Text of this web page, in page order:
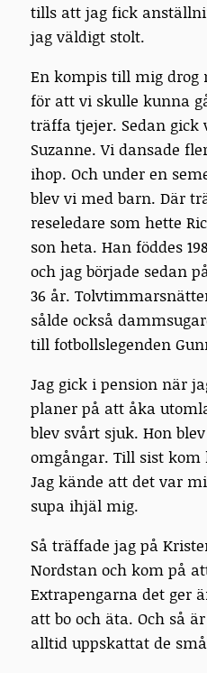
tills att jag fick
jag väldigt stolt.
En kompis till mig drog
för att vi skulle kunna
träffa tjejer. Sedan gick
Suzanne. Vi dansade
ihop. Och under en
blev vi med barn. Där
reseledare som hette
son heta. Han föddes
och jag började sedan
36 år.
sålde också
till fotbollslegenden
Jag gick i pension när
planer på att åka
blev svårt sjuk. Hon
omgångar. Till sist
Jag kände att det var
supa ihjäl mig.
Så träffade jag på
Nordstan och kom på
Extrapengarna det ger
att bo och äta. Och så
alltid uppskattat de